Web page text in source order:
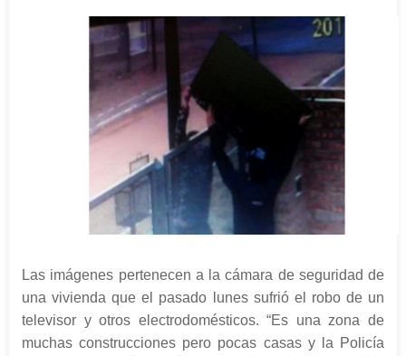
Las imágenes pertenecen a la cámara de seguridad de
una vivienda que el pasado lunes sufrió el robo de un
televisor y otros electrodomésticos. “Es una zona de
muchas construcciones pero pocas casas y la Policía